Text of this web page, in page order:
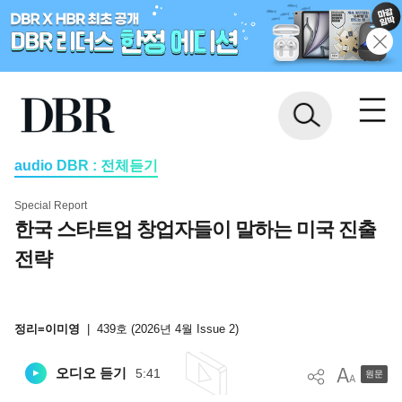
audio DBR : 전체듣기
Special Report
한국 스타트업 창업자들이 말하는 미국 진출
전략
정리=이미영 439호 (2026년 4월 Issue 2)
오디오 듣기 5:41 원문